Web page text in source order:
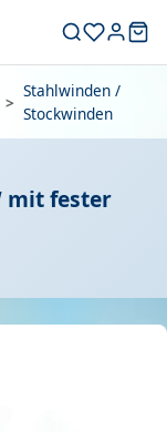
>
Stahlwinden /
Stockwinden
mit fester